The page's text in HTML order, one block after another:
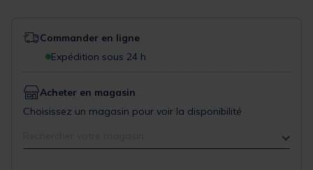
Commander en ligne
Expédition sous 24 h
Acheter en magasin
Choisissez un magasin pour voir la disponibilité